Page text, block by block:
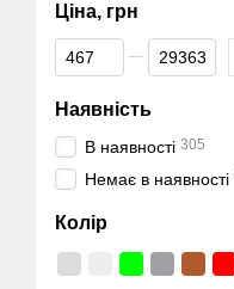
Ціна, грн
Від Ціна, грн
До Ціна, грн
Наявність
В наявності 305
Немає в наявності
Колір